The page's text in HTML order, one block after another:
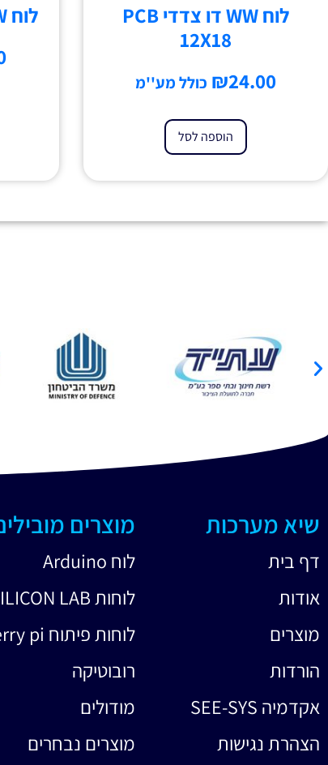
לוח WW דו צדדי PCB
12X18
₪24.00 כולל מע''מ
הוספה לסל
לוח WW דו צדדי PCB 7X9
שיא מערכות
דף בית
אודות
מוצרים
הורדות
אקדמיה SEE-SYS
הצהרת נגישות
מוצרים
לוח Arduino
לוחות SILICON LAB
לוחות פיתוח raspberry pi
רובוטיקה
מודולים
מוצרים נבחרים